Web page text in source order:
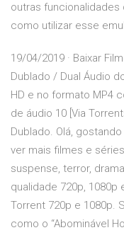
outras funcionalidades
como utilizar esse
19/04/2019 · Baixar
Dublado / Dual Áudio
HD e no formato MP4
de áudio 10 [Via
Dublado. Olá,
ver mais filmes e
suspense, terror,
qualidade 720p, 1080p
Torrent 720p e 1080p.
como o “Abominável